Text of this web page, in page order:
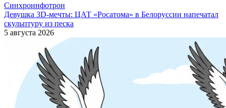
Синхроинфотрон
Девушка 3D-мечты: ЦАТ «Росатома» в Белоруссии напечатал
скульптуру из песка
5 августа 2026